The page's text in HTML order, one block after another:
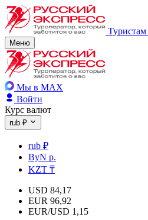
Туристам
Меню
Мы в MAX
Войти
Курс валют
rub ₽
rub ₽
ByN р.
KZT ₸
USD 84,17
EUR 96,92
EUR/USD 1,15